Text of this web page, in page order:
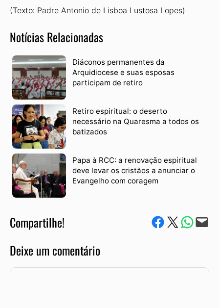
(Texto: Padre Antonio de Lisboa Lustosa Lopes)
Notícias Relacionadas
Diáconos permanentes da
Arquidiocese e suas esposas
participam de retiro
Retiro espiritual: o deserto
necessário na Quaresma a todos os
batizados
Papa à RCC: a renovação espiritual
deve levar os cristãos a anunciar o
Evangelho com coragem
Compartilhe! Compartilhe no Facebook
Compartilhe no Twitter
Compartile via
Envie via e-mail
Deixe um comentário
Comentário